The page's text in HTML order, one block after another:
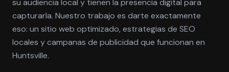
su audiencia local y tienen la presencia digital para
capturarla. Nuestro trabajo es darte exactamente
eso: un sitio web optimizado, estrategias de SEO
locales y campanas de publicidad que funcionan en
Huntsville.